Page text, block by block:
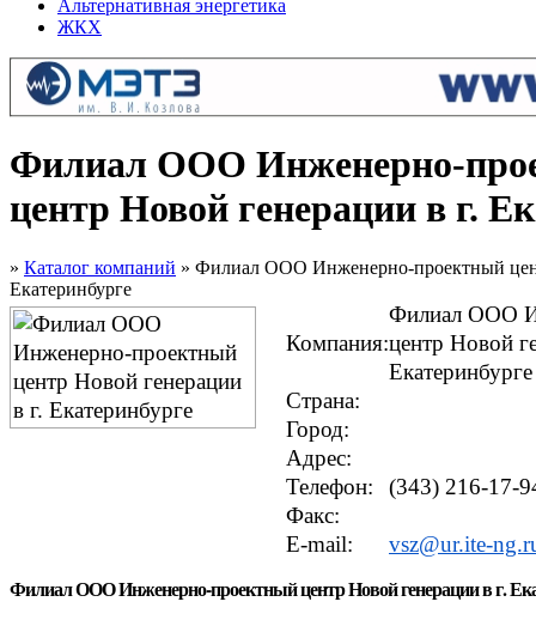
Альтернативная энергетика
ЖКХ
Филиал ООО Инженерно-
центр Новой генерации в г.
» Каталог компаний » Филиал ООО Инженерно-проектный
Екатеринбурге
Компания:
Филиал ООО
центр Новой
Екатеринбурге
Страна:
Город:
Адрес:
Телефон:
(343) 216-17-
Факс:
E-mail:
vsz@ur.ite-
Филиал ООО Инженерно-проектный центр Новой генерации в г.